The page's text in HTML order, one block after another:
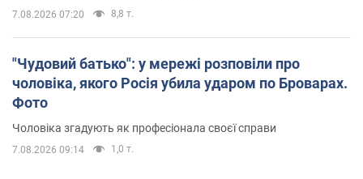
7.08.2026 07:20 8,8 т.
"Чудовий батько": у мережі розповіли про
чоловіка, якого Росія убила ударом по Броварах.
Фото
Чоловіка згадують як професіонала своєї справи
7.08.2026 09:14 1,0 т.